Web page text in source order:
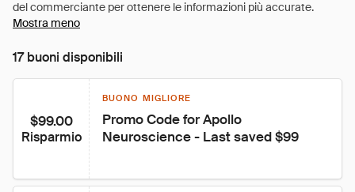
Mostra meno
17 buoni disponibili
$99.00
Risparmio
BUONO MIGLIORE
Promo Code for Apollo
Neuroscience - Last saved $99